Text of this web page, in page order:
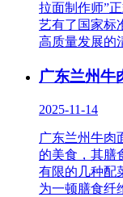
拉面制作师”
艺有了国家标
高质量发展的
广东兰州牛
2025-11-14
广东兰州牛肉
的美食，其膳
有限的几种配
为一顿膳食纤